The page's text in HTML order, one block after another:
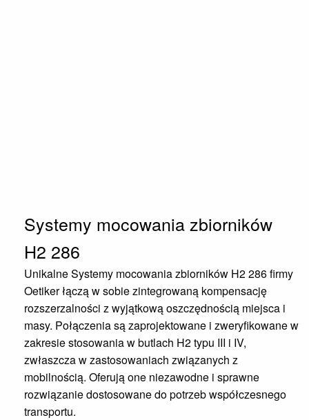
Systemy mocowania zbiorników
H2 286
Unikalne Systemy mocowania zbiorników H2 286 firmy
Oetiker łączą w sobie zintegrowaną kompensację
rozszerzalności z wyjątkową oszczędnością miejsca i
masy. Połączenia są zaprojektowane i zweryfikowane w
zakresie stosowania w butlach H2 typu III i IV,
zwłaszcza w zastosowaniach związanych z
mobilnością. Oferują one niezawodne i sprawne
rozwiązanie dostosowane do potrzeb współczesnego
transportu.